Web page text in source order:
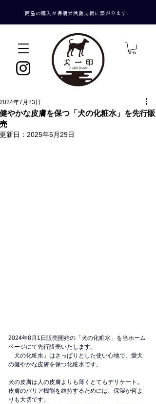
​商品の購入が保護犬活動支援に繋がります。
健やかな皮膚を保つ「犬の化粧水」を先行販
売
2024年7月23日
更新日： 2025年6月29日
2024年8月1日販売開始の「犬の化粧水」を当ホーム
ページにて先行販売いたします。
「犬の化粧水」はさっぱりとした使い心地で、愛犬
の健やかな皮膚を保つ化粧水です。
犬の皮膚は人の皮膚よりも薄くとてもデリケート。
皮膚のバリア機能を維持するためには、保湿が何よ
りも大切です。